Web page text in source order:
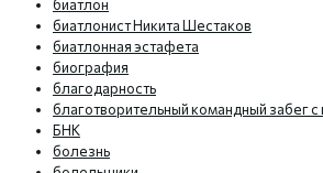
биатлон
биатлонист Никита Шестаков
биатлонная эстафета
биография
благодарность
благотворительный командный забег с
БНК
болезнь